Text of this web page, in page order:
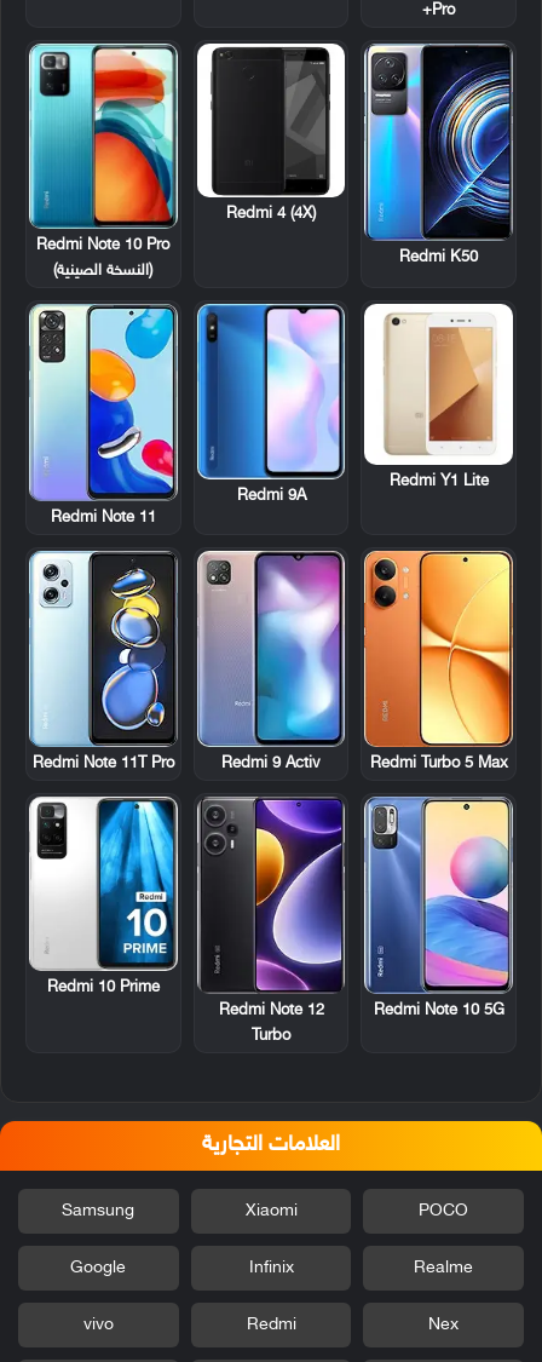
Pro+
Redmi K50
Redmi 4 (4X)
Redmi Note 10 Pro
(النسخة الصينية)
Redmi Y1 Lite
Redmi 9A
Redmi Note 11
Redmi Turbo 5 Max
Redmi 9 Activ
Redmi Note 11T Pro
Redmi Note 10 5G
Redmi Note 12
Turbo
Redmi 10 Prime
العلامات التجارية
POCO
Xiaomi
Samsung
Realme
Infinix
Google
Nex
Redmi
vivo